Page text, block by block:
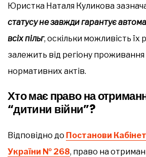
Юристка Наталя Куликова
статусу не завжди гарантує
всіх пільг, оскільки можливість їх
залежить від регіону
нормативних актів.
Хто має право на
“дитини війни”?
Відповідно до Постанови
України № 268, право на